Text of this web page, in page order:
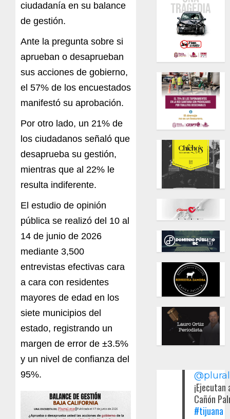
ciudadanía en su balance
de gestión.
Ante la pregunta sobre si
aprueban o desaprueban
sus acciones de gobierno,
el 57% de los encuestados
manifestó su aprobación.
Por otro lado, un 21% de
los ciudadanos señaló que
desaprueba su gestión,
mientras que al 22% le
resulta indiferente.
El estudio de opinión
pública se realizó del 10 al
14 de junio de 2026
mediante 3,500
entrevistas efectivas cara
a cara con residentes
mayores de edad en los
siete municipios del
estado, registrando un
margen de error de ±3.5%
y un nivel de confianza del
95%.
Cañón
#tijuana